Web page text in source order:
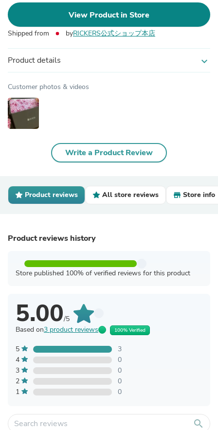
View Product in Store
Shipped from byRICKERS公式ショップ本店
Product details expand_more
Customer photos & videos
Write a Product Review
Product reviews All store reviews Store info
Product reviews history
Store published 100% of verified reviews for this product
5.00/5
Based on3 product reviews 100% Verified
5
3
4
0
3
0
2
0
1
0
search